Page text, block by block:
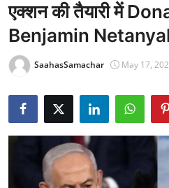
राजनीति
खेल
Epaper
धर्म
लाइफस्टाइल
एक्शन की तैयारी में
Benjamin
SaahasSamachar May 17,